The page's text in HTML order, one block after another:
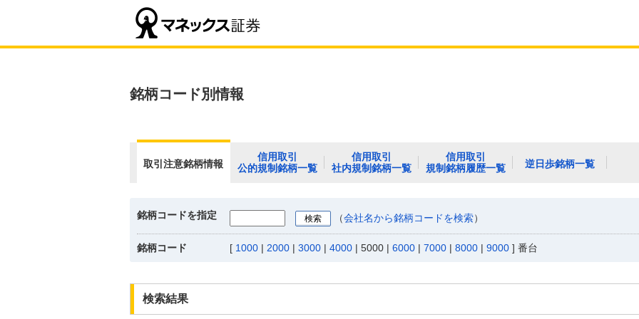
銘柄コード別情報
取引注意銘柄情報
信用取引
公的規制銘柄一覧
信用取引
社内規制銘柄一覧
信用取引
規制銘柄履歴一覧
逆日歩銘柄一覧
銘柄コードを指定 （会社名から銘柄コードを検索）
銘柄コード [ 1000 | 2000 | 3000 | 4000 | 5000 | 6000 | 7000 | 8000 | 9000 ] 番台
検索結果